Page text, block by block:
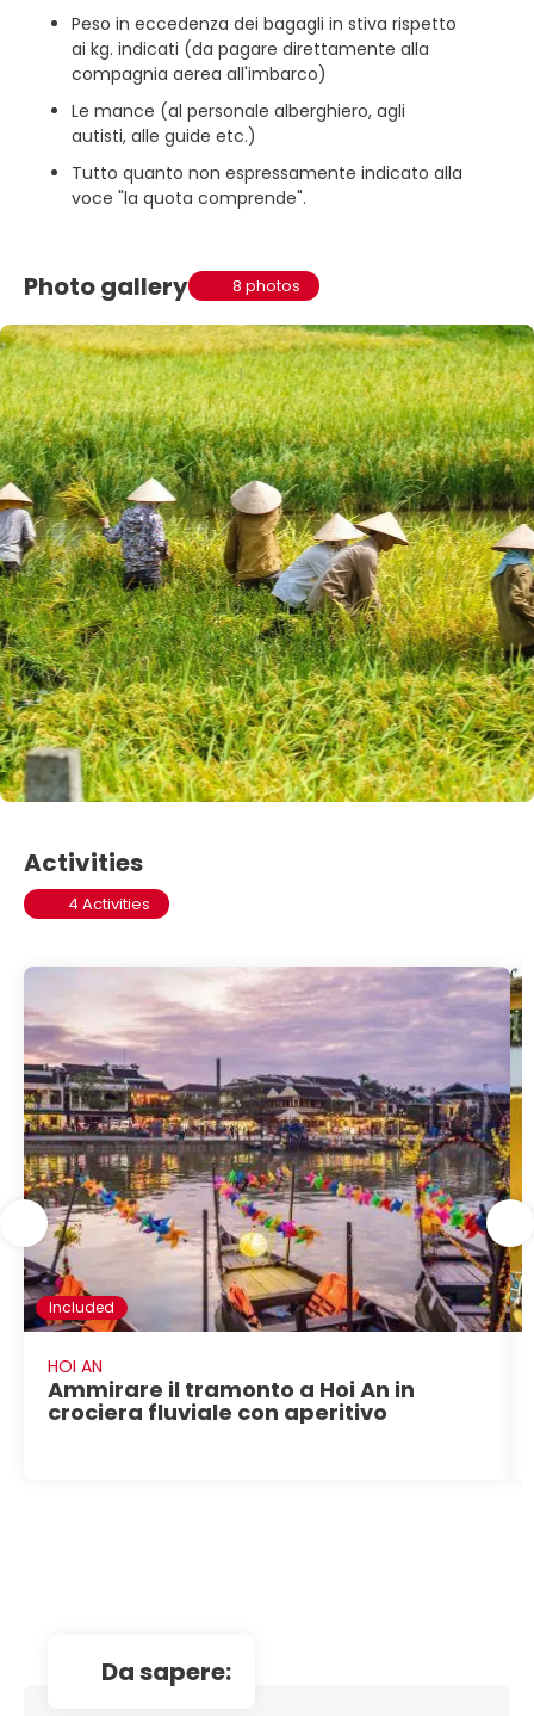
Peso in eccedenza dei bagagli in stiva rispetto
ai kg. indicati (da pagare direttamente alla
compagnia aerea all'imbarco)
Le mance (al personale alberghiero, agli
autisti, alle guide etc.)
Tutto quanto non espressamente indicato alla
voce "la quota comprende".
Photo gallery 8 photos
Activities
4 Activities
Included
HOI AN
Ammirare il tramonto a Hoi An in
crociera fluviale con aperitivo
da sapere: